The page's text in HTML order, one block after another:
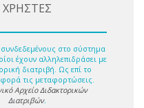
ΧΡΗΣΤΕΣ
στο σύστημα
έχουν αλληλεπιδράσει με
διατριβή. Ως επί το
τις μεταφορτώσεις.
Αρχείο Διδακτορικών
Διατριβών.